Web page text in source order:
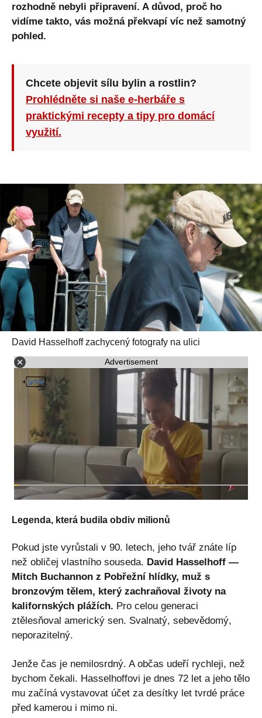
rozhodně nebyli připravení. A důvod, proč ho
vidíme takto, vás možná překvapí víc než samotný
pohled.
Chcete objevit sílu bylin a rostlin?
Prohlédněte si naše e-herbáře s
praktickými recepty a tipy pro domácí
využití.
David Hasselhoff zachycený fotografy na ulici
Advertisement
Legenda, která budila obdiv milionů
Pokud jste vyrůstali v 90. letech, jeho tvář znáte líp
než obličej vlastního souseda. David Hasselhoff —
Mitch Buchannon z Pobřežní hlídky, muž s
bronzovým tělem, který zachraňoval životy na
kalifornských plážích. Pro celou generaci
ztělesňoval americký sen. Svalnatý, sebevědomý,
neporazitelný.
Jenže čas je nemilosrdný. A občas udeří rychleji, než
bychom čekali. Hasselhoffovi je dnes 72 let a jeho tělo
mu začíná vystavovat účet za desítky let tvrdé práce
před kamerou i mimo ni.